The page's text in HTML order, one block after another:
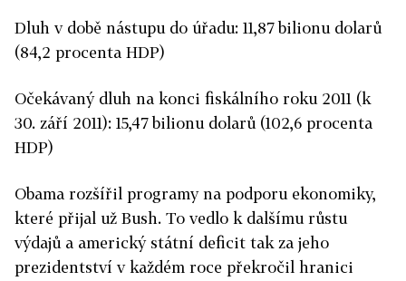
Dluh v době nástupu do úřadu: 11,87 bilionu dolarů
(84,2 procenta HDP)
Očekávaný dluh na konci fiskálního roku 2011 (k
30. září 2011): 15,47 bilionu dolarů (102,6 procenta
HDP)
Obama rozšířil programy na podporu ekonomiky,
které přijal už Bush. To vedlo k dalšímu růstu
výdajů a americký státní deficit tak za jeho
prezidentství v každém roce překročil hranici